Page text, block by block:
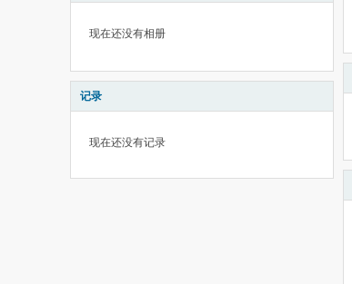
现在还没有相册
记录
现在还没有记录